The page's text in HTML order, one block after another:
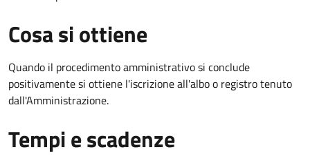
Cosa si ottiene
Quando il procedimento amministrativo si conclude
positivamente si ottiene l'iscrizione all'albo o registro tenuto
dall'Amministrazione.
Tempi e scadenze